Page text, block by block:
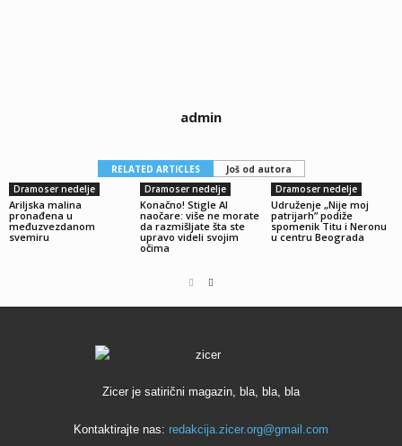
admin
RELATED ARTICLES
Još od autora
Dramoser nedelje
Ariljska malina
pronađena u
međuzvezdanom
svemiru
Dramoser nedelje
Konačno! Stigle AI
naočare: više ne morate
da razmišljate šta ste
upravo videli svojim
očima
Dramoser nedelje
Udruženje „Nije moj
patrijarh” podiže
spomenik Titu i Neronu
u centru Beograda
Zicer je satirični magazin, bla, bla, bla
Kontaktirajte nas: redakcija.zicer.org@gmail.com